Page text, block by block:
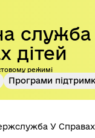
служба
дітей
режимі
Програми
У Справах